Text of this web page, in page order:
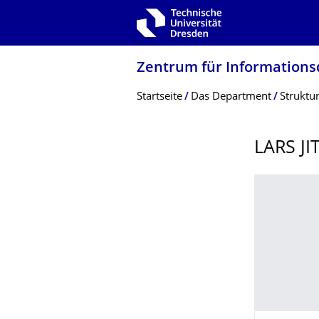
Zur Hauptnavigation springen
Zentrum für
Breadcrumb-Menü
Startseite Das Department Struktur
LARS